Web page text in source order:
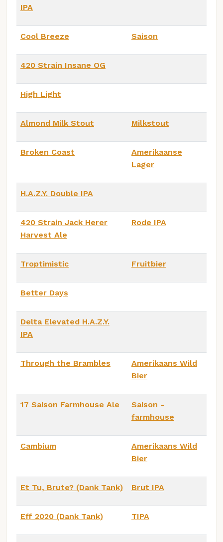
IPA
Cool Breeze Saison
420 Strain Insane OG
High Light
Almond Milk Stout Milkstout
Broken Coast
Amerikaanse
Lager
H.A.Z.Y. Double IPA
420 Strain Jack Herer
Harvest Ale
Rode IPA
Troptimistic Fruitbier
Better Days
Delta Elevated H.A.Z.Y.
IPA
Through the Brambles
Amerikaans Wild
Bier
17 Saison Farmhouse Ale
Saison -
farmhouse
Cambium
Amerikaans Wild
Bier
Et Tu, Brute? (Dank Tank) Brut IPA
Eff 2020 (Dank Tank) TIPA